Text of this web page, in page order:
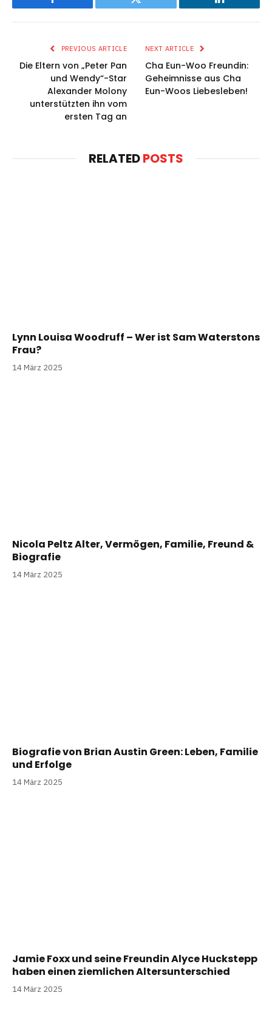
Facebook Twitter LinkedIn
PREVIOUS ARTICLE
Die Eltern von „Peter Pan
und Wendy“-Star
Alexander Molony
unterstützten ihn vom
ersten Tag an
NEXT ARTICLE
Cha Eun-Woo Freundin:
Geheimnisse aus Cha
Eun-Woos Liebesleben!
RELATEDPOSTS
Lynn Louisa Woodruff – Wer ist Sam Waterstons
Frau?
14 März 2025
Nicola Peltz Alter, Vermögen, Familie, Freund &
Biografie
14 März 2025
Biografie von Brian Austin Green: Leben, Familie
und Erfolge
14 März 2025
Jamie Foxx und seine Freundin Alyce Huckstepp
haben einen ziemlichen Altersunterschied
14 März 2025